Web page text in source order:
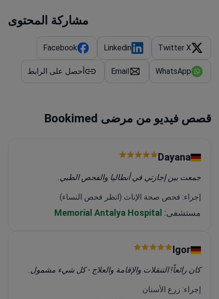
مشاركة المحتوى
Twitter X
Linkedin
Facebook
WhatsApp
Email أحصل على الرابط
قصص فيديو من مرضى Bookimed
Dayana
جمعت بين إجازتي في أنطاليا والفحص الطبي.
إجراء: فحص صحة الإناث (انظر فحص النساء)
مستشفى: Memorial Antalya Hospital
Igor
كان رائعاً! التنقلات والإقامة والعلاج - كل شيء مشمول.
إجراء: زرع الأسنان